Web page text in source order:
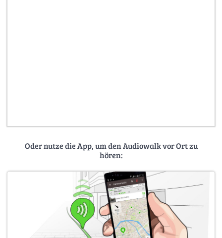
Oder nutze die App, um den Audiowalk vor Ort zu
hören: